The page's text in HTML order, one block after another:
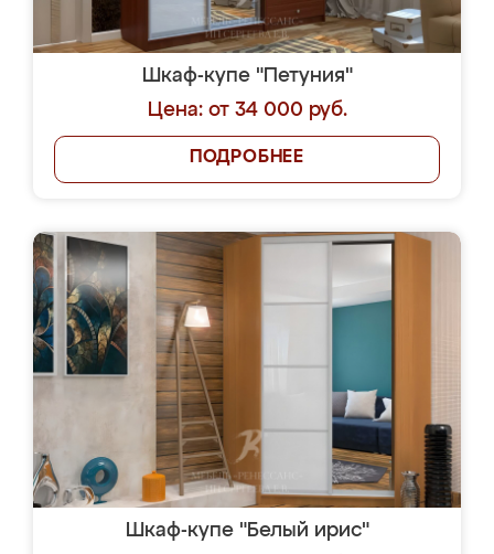
Шкаф-купе "Петуния"
Цена: от 34 000 руб.
ПОДРОБНЕЕ
Шкаф-купе "Белый ирис"